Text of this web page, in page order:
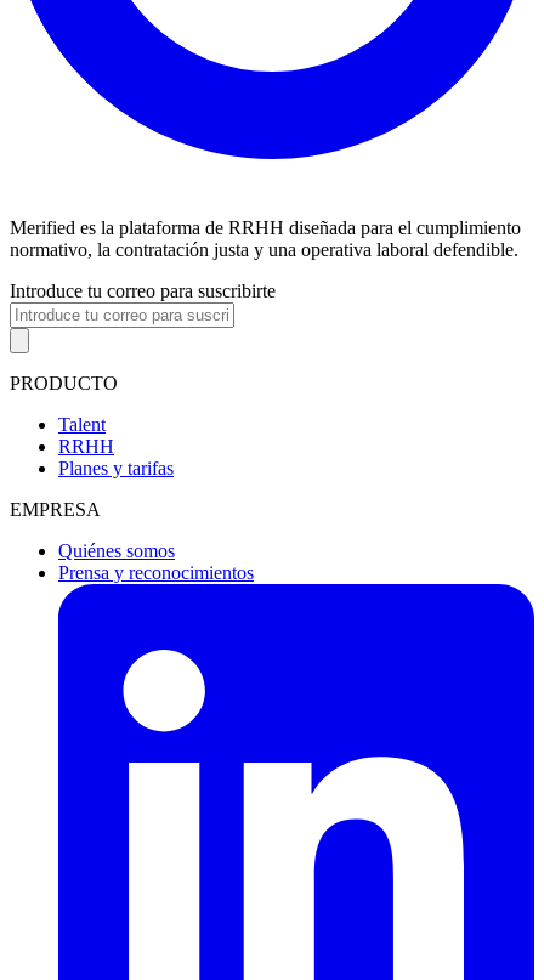
Merified es la plataforma de RRHH diseñada para el cumplimiento
normativo, la contratación justa y una operativa laboral defendible.
Introduce tu correo para suscribirte
PRODUCTO
Talent
RRHH
Planes y tarifas
EMPRESA
Quiénes somos
Prensa y reconocimientos